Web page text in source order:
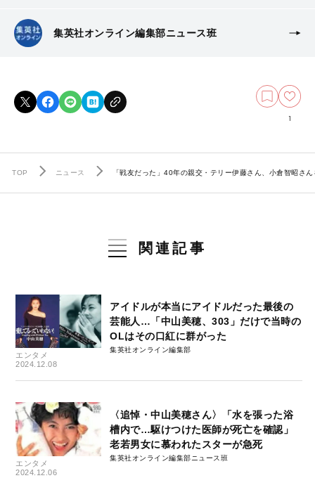
集英社オンライン編集部ニュース班
1
TOP ニュース 「戦友だった」40年の親交・テリー伊藤さん、小倉智昭さ
関連記事
エンタメ
2024.12.08
アイドルが本当にアイドルだった最後の
芸能人…「中山美穂、303」だけで当時の
OLはその口紅に群がった
集英社オンライン編集部
エンタメ
2024.12.06
〈追悼・中山美穂さん〉「水を張った浴
槽内で…駆けつけた医師が死亡を確認」
老若男女に慕われたスターが急死
集英社オンライン編集部ニュース班